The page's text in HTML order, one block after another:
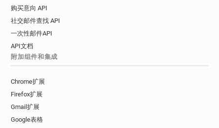
购买意向 API
社交邮件查找 API
一次性邮件API
API文档
附加组件和集成
Chrome扩展
Firefox扩展
Gmail扩展
Google表格